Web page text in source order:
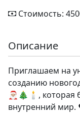
Стоимость:
Описание
Приглашаем на
созданию
🎅🏼🎄🕯️,
внутренний